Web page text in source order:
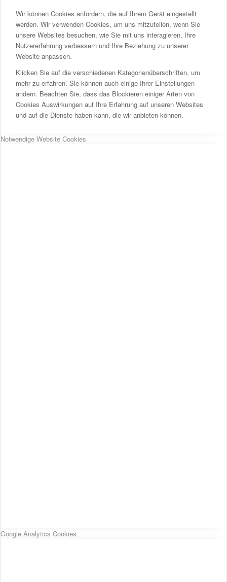
Wir können Cookies anfordern, die auf Ihrem Gerät eingestellt
werden. Wir verwenden Cookies, um uns mitzuteilen, wenn Sie
unsere Websites besuchen, wie Sie mit uns interagieren, Ihre
Nutzererfahrung verbessern und Ihre Beziehung zu unserer
Website anpassen.
Klicken Sie auf die verschiedenen Kategorienüberschriften, um
mehr zu erfahren. Sie können auch einige Ihrer Einstellungen
ändern. Beachten Sie, dass das Blockieren einiger Arten von
Cookies Auswirkungen auf Ihre Erfahrung auf unseren Websites
und auf die Dienste haben kann, die wir anbieten können.
Notwendige Website Cookies
Google Analytics Cookies